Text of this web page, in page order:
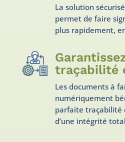
La solution
permet de faire
plus rapidement,
traçabilité
Les documents à
numériquement
parfaite traçabilité
d’une intégrité